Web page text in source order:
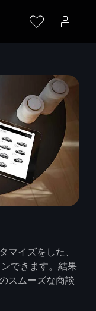
マイズをした、
できます。結果
スムーズな商談